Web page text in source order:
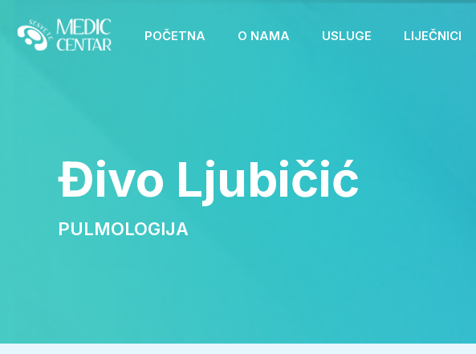
POČETNA O NAMA USLUGE LIJEČNICI
Đivo Ljubičić
PULMOLOGIJA